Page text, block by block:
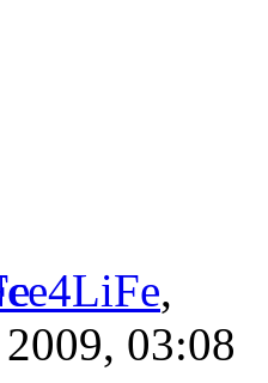
,
2009, 03:08